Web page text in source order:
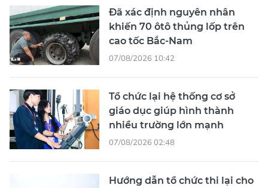
Đã xác định nguyên nhân
khiến 70 ôtô thủng lốp trên
cao tốc Bắc-Nam
07/08/2026 10:42
Tổ chức lại hệ thống cơ sở
giáo dục giúp hình thành
nhiều trường lớn mạnh
07/08/2026 02:48
Hướng dẫn tổ chức thi lại cho